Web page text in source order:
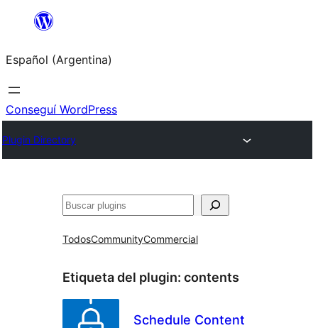
Saltar
contenido
Español (Argentina)
Conseguí WordPress
Plugin Directory
Buscar
TodosCommunityCommercial
Etiqueta del plugin: contents
Schedule Content